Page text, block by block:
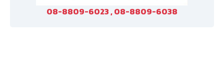
08-8809-6023 , 08-8809-6038